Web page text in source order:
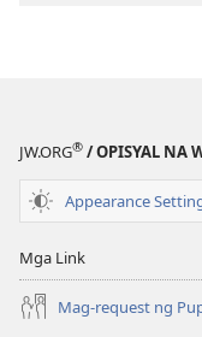
JW.ORG® / OPISYAL NA
Appearance
Mga Link
Mag-request ng